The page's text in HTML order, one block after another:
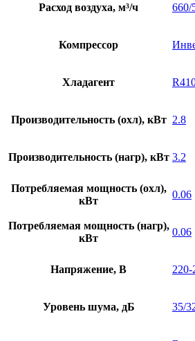
Расход воздуха, м³/ч 660/
Компрессор
Хладагент
Производительность (охл), кВт 2.8
Производительность (нагр), кВт 3.2
Потребляемая мощность (охл),
кВт
0.06
Потребляемая мощность (нагр),
кВт
0.06
Напряжение, В 220-
Уровень шума, дБ 35/